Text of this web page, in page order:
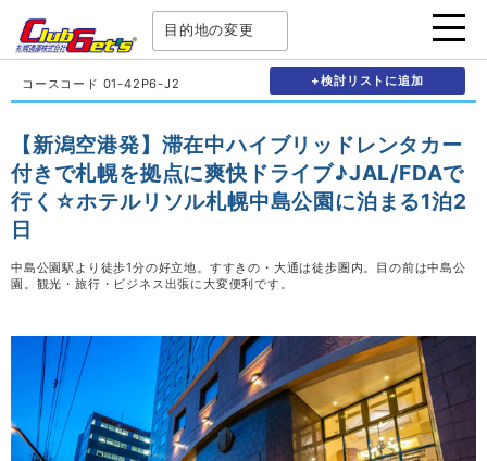
目的地の変更
コースコード 01-42P6-J2 +検討リストに追加
【新潟空港発】滞在中ハイブリッドレンタカー
付きで札幌を拠点に爽快ドライブ♪JAL/FDAで
行く☆ホテルリソル札幌中島公園に泊まる1泊2
日
中島公園駅より徒歩1分の好立地。すすきの・大通は徒歩圏内。目の前は中島公
園。観光・旅行・ビジネス出張に大変便利です。